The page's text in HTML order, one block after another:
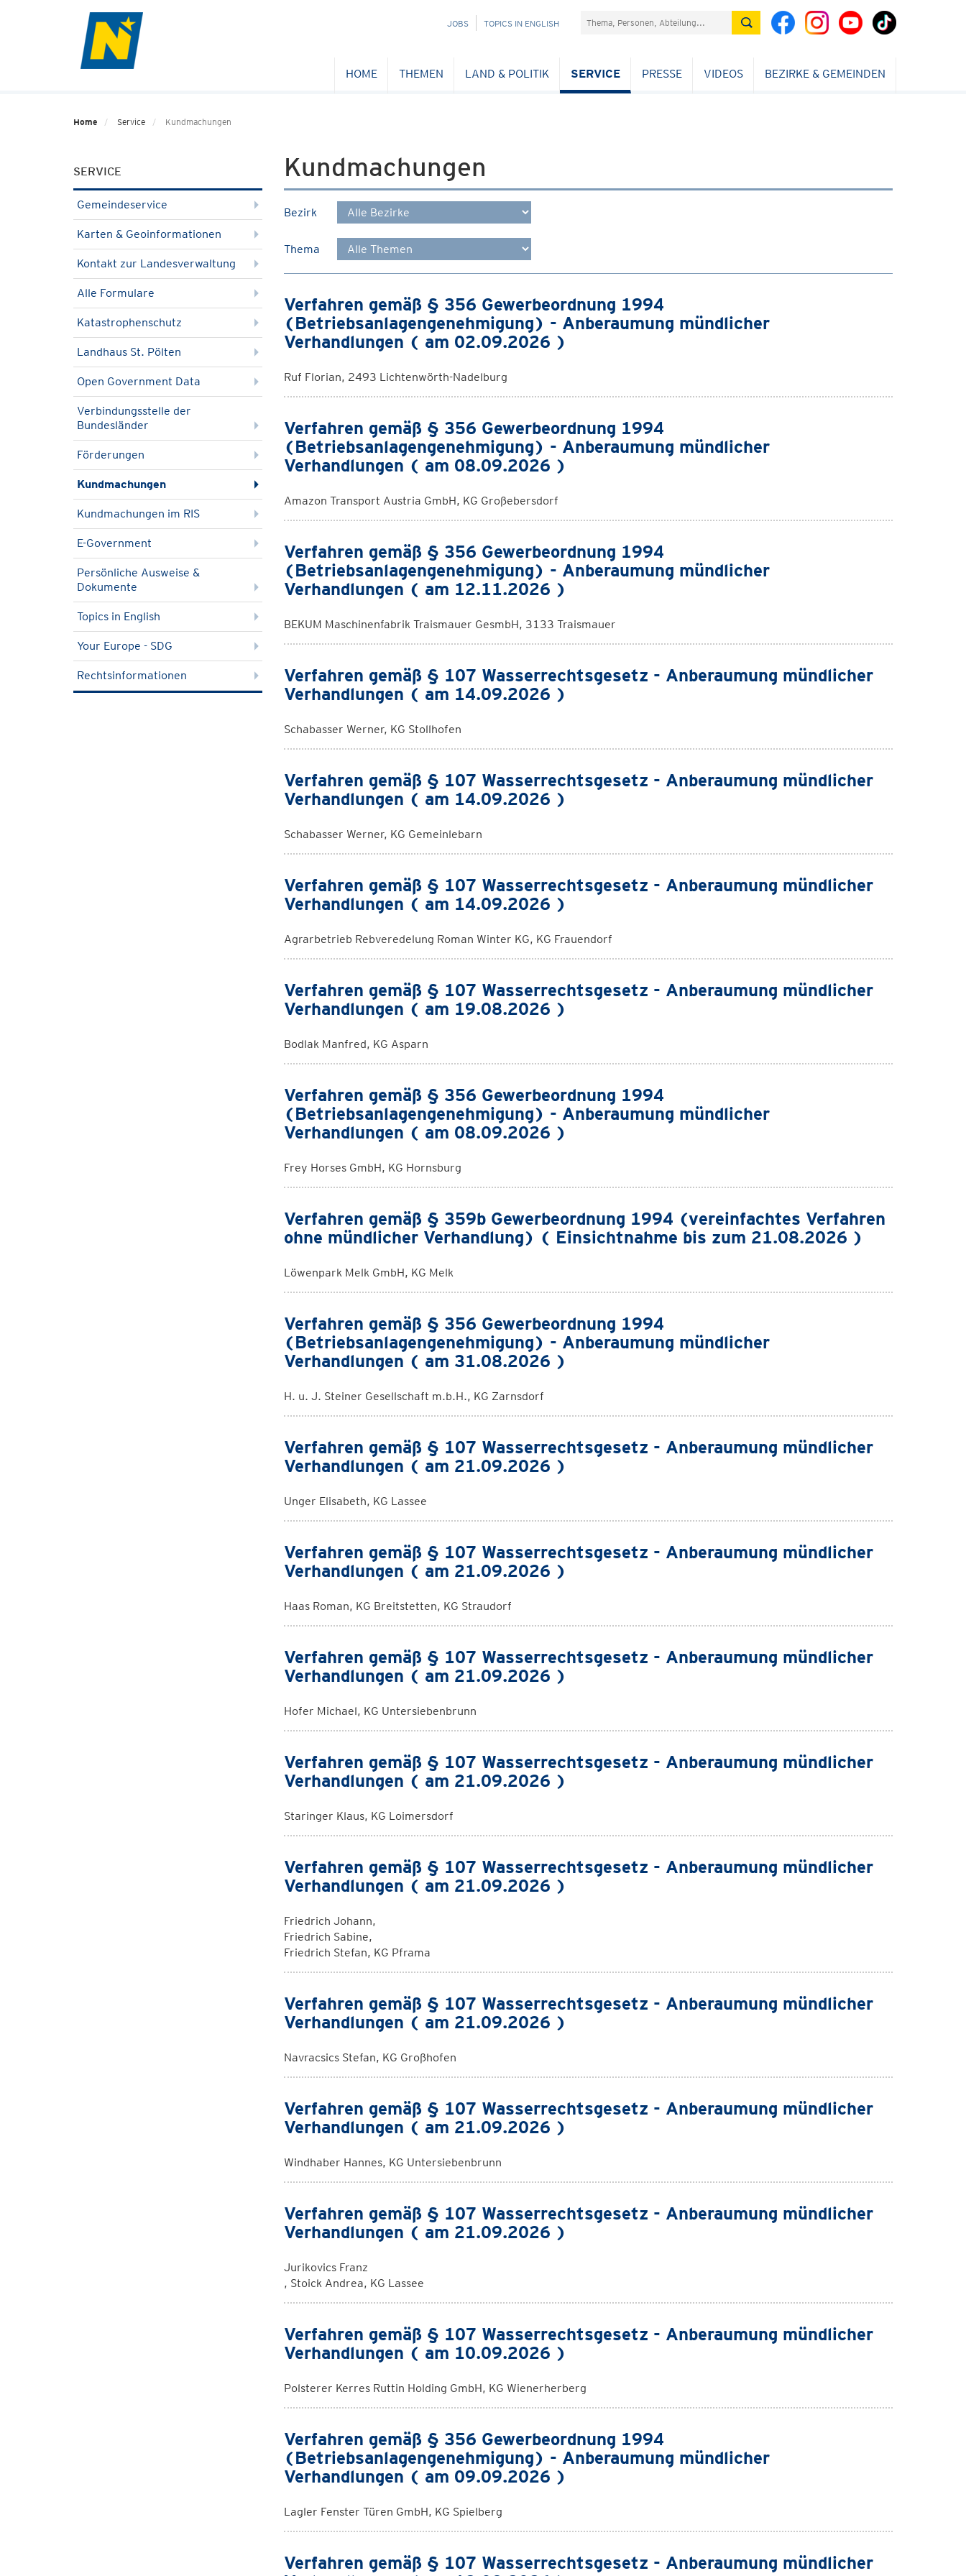
NAVIGATION
JOBS TOPICS IN ENGLISH Suchefeld
HOME THEMEN LAND & POLITIK SERVICE PRESSE VIDEOS BEZIRKE & GEMEINDEN
Home Service Kundmachungen
SERVICE
Gemeindeservice
Karten & Geoinformationen
Kontakt zur Landesverwaltung
Alle Formulare
Katastrophenschutz
Landhaus St. Pölten
Open Government Data
Verbindungsstelle der
Bundesländer
Förderungen
Kundmachungen
Kundmachungen im RIS
E-Government
Persönliche Ausweise &
Dokumente
Topics in English
Your Europe - SDG
Rechtsinformationen
Kundmachungen
Bezirk
Thema
Verfahren gemäß § 356 Gewerbeordnung 1994
(Betriebsanlagengenehmigung) - Anberaumung mündlicher
Verhandlungen ( am 02.09.2026 )
Ruf Florian, 2493 Lichtenwörth-Nadelburg
Verfahren gemäß § 356 Gewerbeordnung 1994
(Betriebsanlagengenehmigung) - Anberaumung mündlicher
Verhandlungen ( am 08.09.2026 )
Amazon Transport Austria GmbH, KG Großebersdorf
Verfahren gemäß § 356 Gewerbeordnung 1994
(Betriebsanlagengenehmigung) - Anberaumung mündlicher
Verhandlungen ( am 12.11.2026 )
BEKUM Maschinenfabrik Traismauer GesmbH, 3133 Traismauer
Verfahren gemäß § 107 Wasserrechtsgesetz - Anberaumung mündlicher
Verhandlungen ( am 14.09.2026 )
Schabasser Werner, KG Stollhofen
Verfahren gemäß § 107 Wasserrechtsgesetz - Anberaumung mündlicher
Verhandlungen ( am 14.09.2026 )
Schabasser Werner, KG Gemeinlebarn
Verfahren gemäß § 107 Wasserrechtsgesetz - Anberaumung mündlicher
Verhandlungen ( am 14.09.2026 )
Agrarbetrieb Rebveredelung Roman Winter KG, KG Frauendorf
Verfahren gemäß § 107 Wasserrechtsgesetz - Anberaumung mündlicher
Verhandlungen ( am 19.08.2026 )
Bodlak Manfred, KG Asparn
Verfahren gemäß § 356 Gewerbeordnung 1994
(Betriebsanlagengenehmigung) - Anberaumung mündlicher
Verhandlungen ( am 08.09.2026 )
Frey Horses GmbH, KG Hornsburg
Verfahren gemäß § 359b Gewerbeordnung 1994 (vereinfachtes Verfahren
ohne mündlicher Verhandlung) ( Einsichtnahme bis zum 21.08.2026 )
Löwenpark Melk GmbH, KG Melk
Verfahren gemäß § 356 Gewerbeordnung 1994
(Betriebsanlagengenehmigung) - Anberaumung mündlicher
Verhandlungen ( am 31.08.2026 )
H. u. J. Steiner Gesellschaft m.b.H., KG Zarnsdorf
Verfahren gemäß § 107 Wasserrechtsgesetz - Anberaumung mündlicher
Verhandlungen ( am 21.09.2026 )
Unger Elisabeth, KG Lassee
Verfahren gemäß § 107 Wasserrechtsgesetz - Anberaumung mündlicher
Verhandlungen ( am 21.09.2026 )
Haas Roman, KG Breitstetten, KG Straudorf
Verfahren gemäß § 107 Wasserrechtsgesetz - Anberaumung mündlicher
Verhandlungen ( am 21.09.2026 )
Hofer Michael, KG Untersiebenbrunn
Verfahren gemäß § 107 Wasserrechtsgesetz - Anberaumung mündlicher
Verhandlungen ( am 21.09.2026 )
Staringer Klaus, KG Loimersdorf
Verfahren gemäß § 107 Wasserrechtsgesetz - Anberaumung mündlicher
Verhandlungen ( am 21.09.2026 )
Friedrich Johann,
Friedrich Sabine,
Friedrich Stefan, KG Pframa
Verfahren gemäß § 107 Wasserrechtsgesetz - Anberaumung mündlicher
Verhandlungen ( am 21.09.2026 )
Navracsics Stefan, KG Großhofen
Verfahren gemäß § 107 Wasserrechtsgesetz - Anberaumung mündlicher
Verhandlungen ( am 21.09.2026 )
Windhaber Hannes, KG Untersiebenbrunn
Verfahren gemäß § 107 Wasserrechtsgesetz - Anberaumung mündlicher
Verhandlungen ( am 21.09.2026 )
Jurikovics Franz
, Stoick Andrea, KG Lassee
Verfahren gemäß § 107 Wasserrechtsgesetz - Anberaumung mündlicher
Verhandlungen ( am 10.09.2026 )
Polsterer Kerres Ruttin Holding GmbH, KG Wienerherberg
Verfahren gemäß § 356 Gewerbeordnung 1994
(Betriebsanlagengenehmigung) - Anberaumung mündlicher
Verhandlungen ( am 09.09.2026 )
Lagler Fenster Türen GmbH, KG Spielberg
Verfahren gemäß § 107 Wasserrechtsgesetz - Anberaumung mündlicher